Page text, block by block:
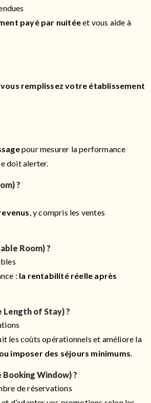
payé par nuitéeet vous aide à
remplissez votre établissement
pour mesurer la performance
doit alerter.
?
, y compris les ventes
Room) ?
: la rentabilité réelle après
Length of Stay) ?
les coûts opérationnels et améliore la
imposer des séjours minimums.
Window) ?
de réservations